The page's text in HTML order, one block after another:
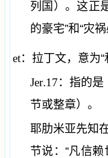
列国）。这正
的豪宅”和“灾
et：拉丁文，意为“
Jer.17：指的是
节或整章）。
耶肋米亚先知
节说：“凡信